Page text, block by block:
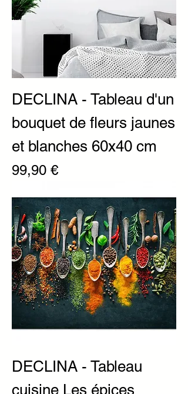
DECLINA - Tableau d'un
bouquet de fleurs jaunes
et blanches 60x40 cm
Prix
99,90 €
DECLINA - Tableau
cuisine Les épices